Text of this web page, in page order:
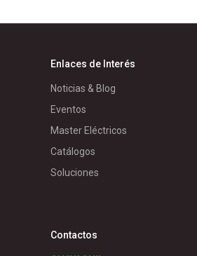
Enlaces de Interés
Noticias & Blog
Eventos
Master Eléctricos
Catálogos
Soluciones
Contactos